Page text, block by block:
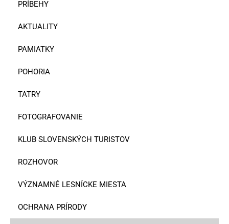
PRÍBEHY
AKTUALITY
PAMIATKY
POHORIA
TATRY
FOTOGRAFOVANIE
KLUB SLOVENSKÝCH TURISTOV
ROZHOVOR
VÝZNAMNÉ LESNÍCKE MIESTA
OCHRANA PRÍRODY